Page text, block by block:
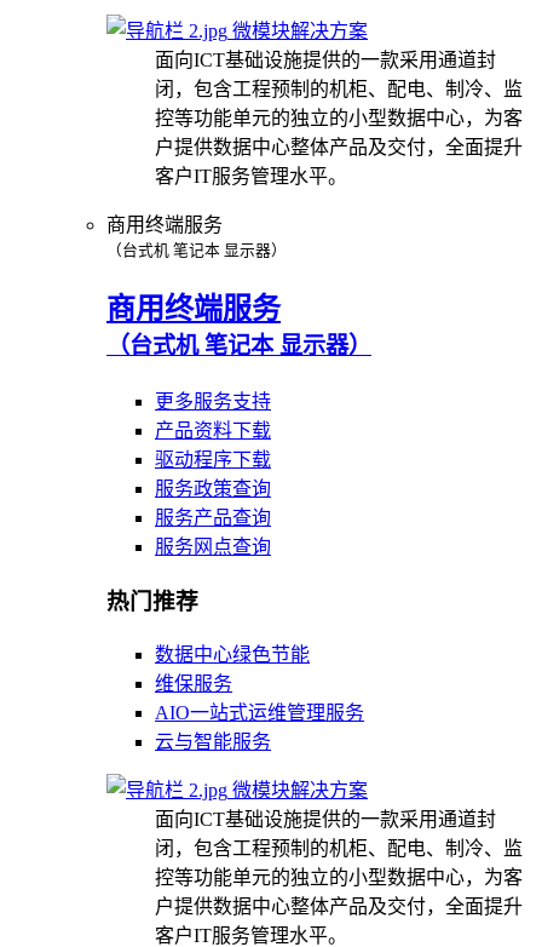
微模块解决方案
面向ICT基础设施提供的一款采用通道封
闭，包含工程预制的机柜、配电、制冷、监
控等功能单元的独立的小型数据中心，为客
户提供数据中心整体产品及交付，全面提升
客户IT服务管理水平。
商用终端服务
（台式机 笔记本 显示器）
商用终端服务
（台式机 笔记本 显示器）
更多服务支持
产品资料下载
驱动程序下载
服务政策查询
服务产品查询
服务网点查询
热门推荐
数据中心绿色节能
维保服务
AIO一站式运维管理服务
云与智能服务
微模块解决方案
面向ICT基础设施提供的一款采用通道封
闭，包含工程预制的机柜、配电、制冷、监
控等功能单元的独立的小型数据中心，为客
户提供数据中心整体产品及交付，全面提升
客户IT服务管理水平。